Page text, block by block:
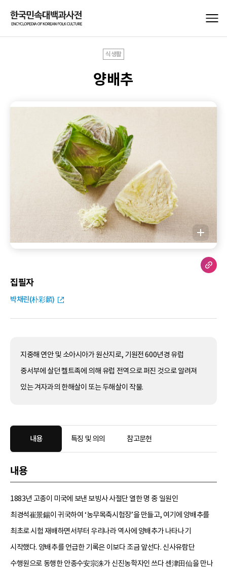
식생활
양배추
집필자
박채린(朴彩麟)
지중해 연안 및 소아시아가 원산지로, 기원전 600년경 유럽
중서부에 살던 켈트족에 의해 유럽 전역으로 퍼진 것으로 알려져
있는 겨자과의 한해살이 또는 두해살이 작물.
내용 특징 및 의의 참고문헌
내용
1883년 고종이 미국에 보낸 보빙사 사절단 열한 명 중 일원인
최경석崔景錫이 귀국하여 ‘농무목축시험장’을 만들고, 여기에 양배추를
최초로 시험 재배하면서부터 우리나라 역사에 양배추가 나타나기
시작했다. 양배추를 언급한 기록은 이보다 조금 앞선다. 신사유람단
수행원으로 동행한 안종수安宗洙가 신진농학자인 쓰다 센津田仙을 만나